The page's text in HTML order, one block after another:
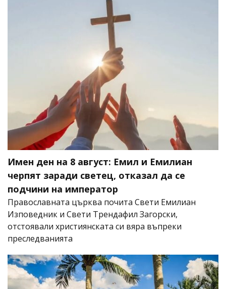
Имен ден на 8 август: Емил и Емилиан
черпят заради светец, отказал да се
подчини на император
Православната църква почита Свети Емилиан
Изповедник и Свети Трендафил Загорски,
отстоявали християнската си вяра въпреки
преследванията